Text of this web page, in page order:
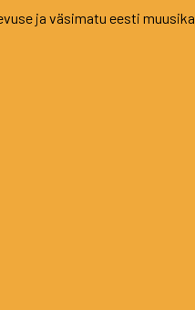
ja väsimatu eesti muusika